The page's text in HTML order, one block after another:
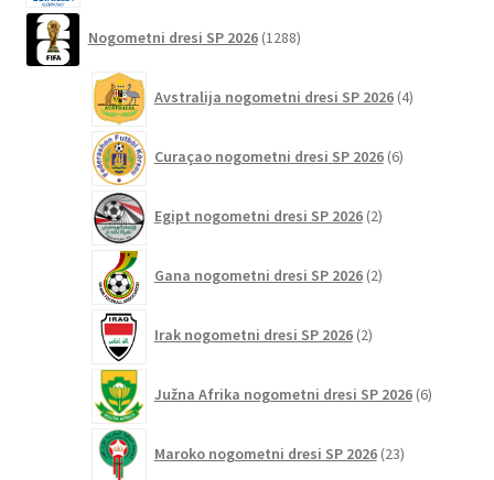
Nogometni dresi SP 2026 1288izdelkov
Avstralija nogometni dresi SP 2026 4izdelki
Curaçao nogometni dresi SP 2026 6izdelkov
Egipt nogometni dresi SP 2026 2izdelka
Gana nogometni dresi SP 2026 2izdelka
Irak nogometni dresi SP 2026 2izdelka
Južna Afrika nogometni dresi SP 2026 6izdelkov
Maroko nogometni dresi SP 2026 23izdelkov